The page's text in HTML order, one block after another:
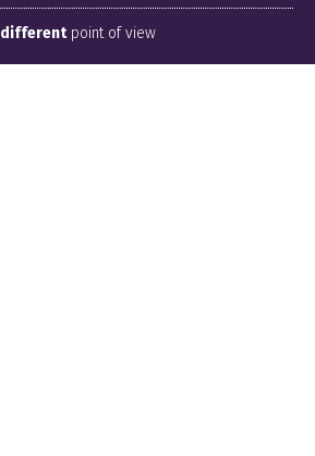
differentpoint of view